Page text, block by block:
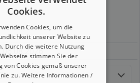
Cookies.
Cookies, um die
unserer Website zu
Durch die weitere Nutzung
stimmen Sie der
von Cookies gemäß unserer
zu.Weitere Informationen /